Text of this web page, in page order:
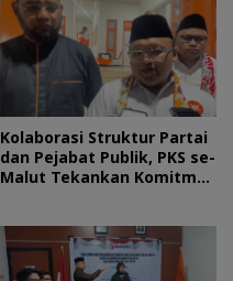
Kolaborasi Struktur Partai
dan Pejabat Publik, PKS se-
Malut Tekankan Komitmen